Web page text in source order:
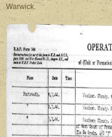
Warwick.